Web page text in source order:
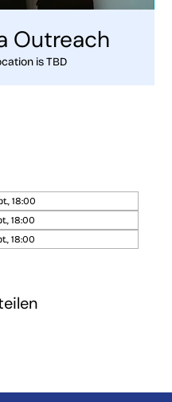
Outreach
is TBD
18:00
18:00
18:00